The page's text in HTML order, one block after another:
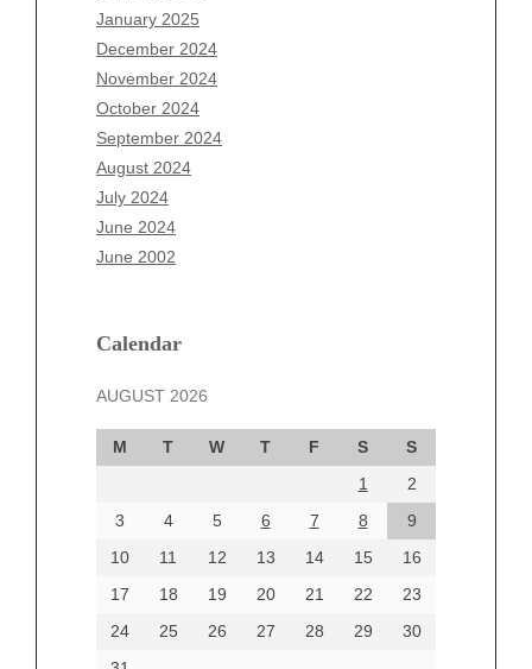
January 2025
December 2024
November 2024
October 2024
September 2024
August 2024
July 2024
June 2024
June 2002
Calendar
AUGUST 2026
M T W T F S
S
1
2
3
4 5 6 7 8
9
10
11 12 13 14 15
16
17
18 19 20 21 22
23
24
25 26 27 28 29
30
November 2025
October 2025
September 2025
August 2025
July 2025
June 2025
May 2025
April 2025
March 2025
December 2024
October 2024
September 2024
August 2024
June 2024
Categories